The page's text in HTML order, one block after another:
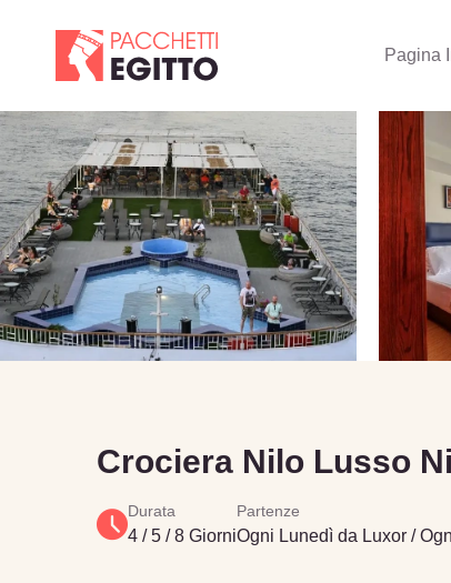
Pagina
Crociera Nilo Lusso
Durata
4 / 5 / 8 Giorni
Partenze
Ogni Lunedì da Luxor /